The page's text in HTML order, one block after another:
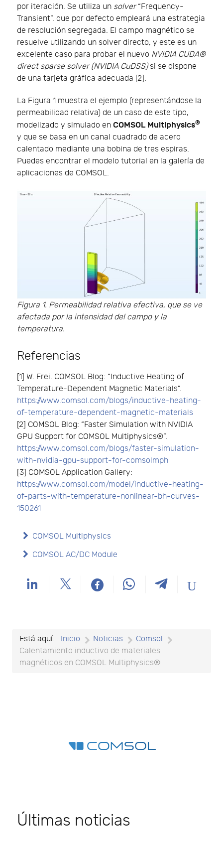
por iteración. Se utiliza un solver“Frequency-
Transient”, que por defecto empleará una estrategia
de resolución segregada. El campo magnético se
resuelve utilizando un solver directo, y este es un
excelente caso para probar el nuevo NVIDIA CUDA®
direct sparse solver (NVIDIA CuDSS)si se dispone
de una tarjeta gráfica adecuada [2].
La Figura 1 muestra el ejemplo (representándose la
permeabilidad relativa) de un caso de este tipo,
modelizado y simulado en COMSOL Multiphysics®
y que se basa en un canal cuadrado de acero
calentado mediante una bobina de tres espiras.
Puedes encontrar el modelo tutorial en la galería de
aplicaciones de COMSOL.
Figura 1. Permeabilidad relativa efectiva, que se ve
afectada por la intensidad del campo y la
temperatura.
Referencias
[1] W. Frei. COMSOL Blog: “Inductive Heating of
Temperature-Dependent Magnetic Materials”.
https://www.comsol.com/blogs/inductive-heating-
of-temperature-dependent-magnetic-materials
[2] COMSOL Blog: “Faster Simulation with NVIDIA
GPU Support for COMSOL Multiphysics®”.
https://www.comsol.com/blogs/faster-simulation-
with-nvidia-gpu-support-for-comsolmph
[3] COMSOL Application Gallery:
https://www.comsol.com/model/inductive-heating-
of-parts-with-temperature-nonlinear-bh-curves-
150261
COMSOL Multiphysics
COMSOL AC/DC Module
Está aquí: Inicio Noticias
Comsol
Calentamiento inductivo de materiales
magnéticos en COMSOL Multiphysics®
Últimas noticias